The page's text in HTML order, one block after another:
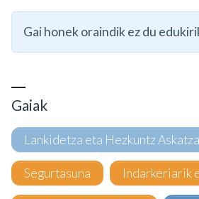
Gai honek oraindik ez du
Gaiak
Lankidetza eta Hezkuntz
Segurtasuna Indarkeriarik